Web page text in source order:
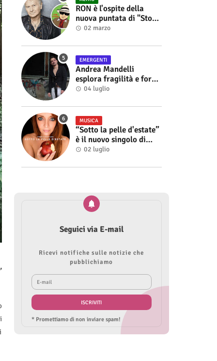
RON è l'ospite della
nuova puntata di "Storie
di Musica", in onda sul
Alberto Salerno
02 marzo
EMERGENTI
Andrea Mandelli
esplora fragilità e forza
nel videoclip di “Sofia”
04 luglio
MUSICA
“Sotto la pelle d'estate”
è il nuovo singolo di
Roberta Modìgliani
02 luglio
Seguici via E-mail
Ricevi notifiche sulle notizie che
pubblichiamo
* Promettiamo di non inviare spam!